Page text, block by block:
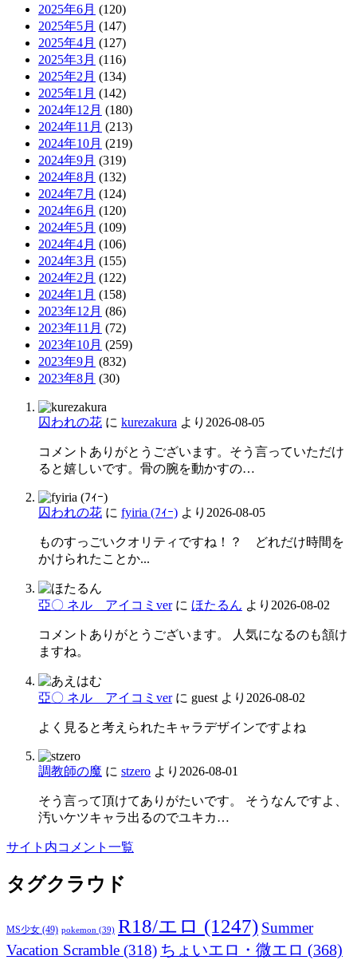
2025年6月 (120)
2025年5月 (147)
2025年4月 (127)
2025年3月 (116)
2025年2月 (134)
2025年1月 (142)
2024年12月 (180)
2024年11月 (213)
2024年10月 (219)
2024年9月 (319)
2024年8月 (132)
2024年7月 (124)
2024年6月 (120)
2024年5月 (109)
2024年4月 (106)
2024年3月 (155)
2024年2月 (122)
2024年1月 (158)
2023年12月 (86)
2023年11月 (72)
2023年10月 (259)
2023年9月 (832)
2023年8月 (30)
囚われの花 に kurezakura より 2026-08-05
コメントありがとうございます。そう言っていただけ
ると嬉しいです。骨の腕を動かすの…
囚われの花 に fyiria (ﾌｨｰ) より 2026-08-05
ものすっごいクオリティですね！？ どれだけ時間を
かけられたことか...
亞〇 ネル アイコミverに ほたるん より 2026-08-02
コメントありがとうございます。 人気になるのも頷け
ますね。
亞〇 ネル アイコミverに guest より 2026-08-02
よく見ると考えられたキャラデザインですよね
調教師の魔 に stzero より 2026-08-01
そう言って頂けてありがたいです。 そうなんですよ、
汚いケツキャラ出るのでユキカ…
サイト内コメント一覧
タグクラウド
MS少女 (49) pokemon (39) R18/エロ (1247) Summer
Vacation Scramble (318) ちょいエロ・微エロ (368)